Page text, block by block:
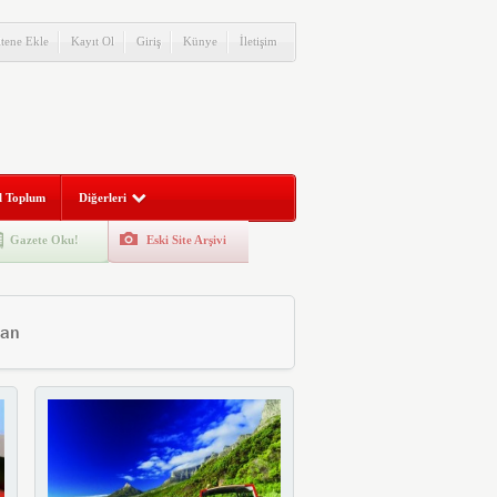
Ekle Kayıt Ol Giriş Künye İletişim
Toplum Diğerleri
Gazete Oku! Eski Site Arşivi